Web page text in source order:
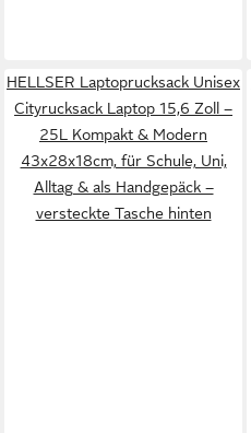
HELLSER Laptoprucksack Unisex
Cityrucksack Laptop 15,6 Zoll –
25L Kompakt & Modern
43x28x18cm, für Schule, Uni,
Alltag & als Handgepäck –
versteckte Tasche hinten